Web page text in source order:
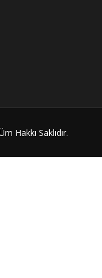
Hakkı Saklıdır.